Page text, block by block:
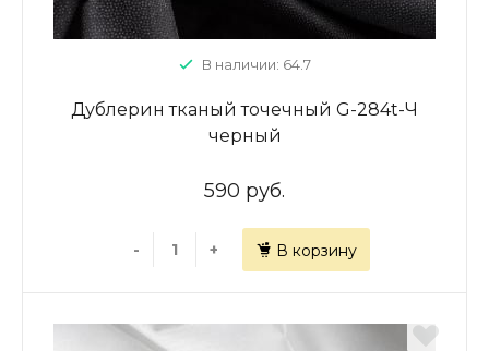
В наличии: 64.7
Дублерин тканый точечный G-284t-Ч
черный
590 руб.
- + В корзину